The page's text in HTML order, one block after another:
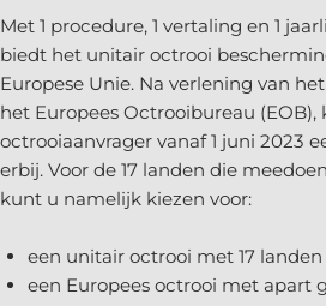
Met 1 procedure, 1 vertaling en 1
biedt het unitair octrooi
Europese Unie. Na verlening van
het Europees Octrooibureau (EOB),
octrooiaanvrager vanaf 1 juni 2023
erbij. Voor de 17 landen die
kunt u namelijk kiezen voor:
een unitair octrooi met 17
een Europees octrooi met apart